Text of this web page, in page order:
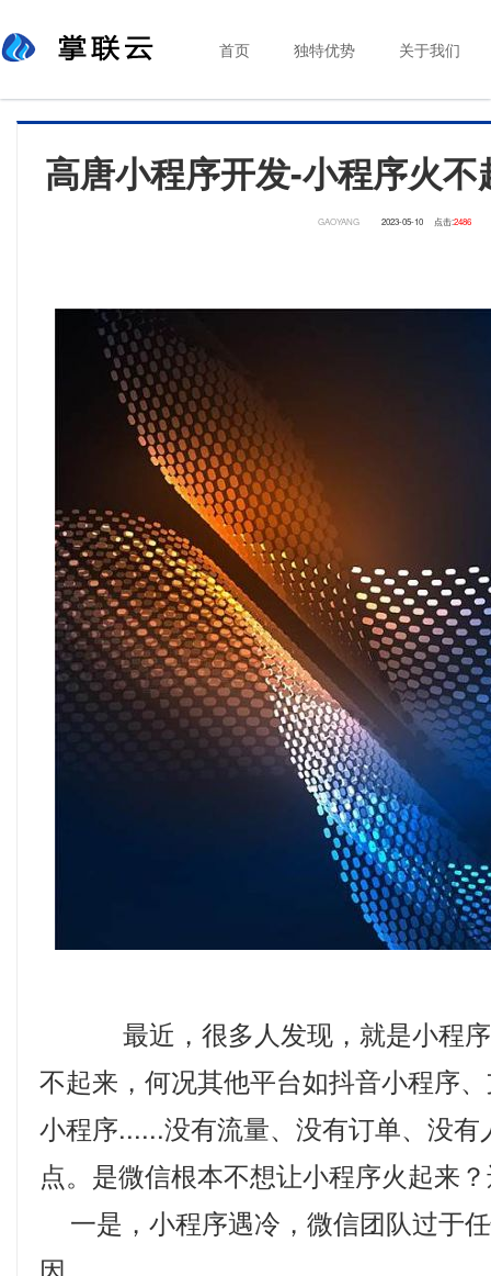
首页 独特优势 关于我们
高唐小程序开发-小程序火
GAOYANG 2023-05-10 点击:2486
最近，很多人发现，就是小程
不起来，何况其他平台如抖音小程序
小程序......没有流量、没有订单、没
点。是微信根本不想让小程序火起来
一是，小程序遇冷，微信团队过于